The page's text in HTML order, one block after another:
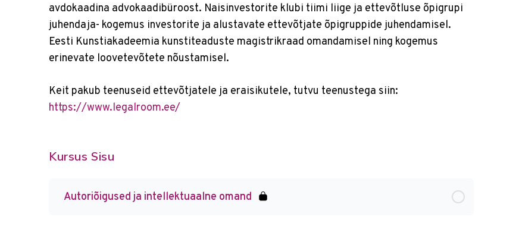
avdokaadina advokaadibüroost. Naisinvestorite klubi tiimi liige ja ettevõtluse õpigrupi
juhendaja- kogemus investorite ja alustavate ettevõtjate õpigruppide juhendamisel.
Eesti Kunstiakadeemia kunstiteaduste magistrikraad omandamisel ning kogemus
erinevate loovetevõtete nõustamisel.
Keit pakub teenuseid ettevõtjatele ja eraisikutele, tutvu teenustega siin:
https://www.legalroom.ee/
Kursus Sisu
Autoriõigused ja intellektuaalne omand